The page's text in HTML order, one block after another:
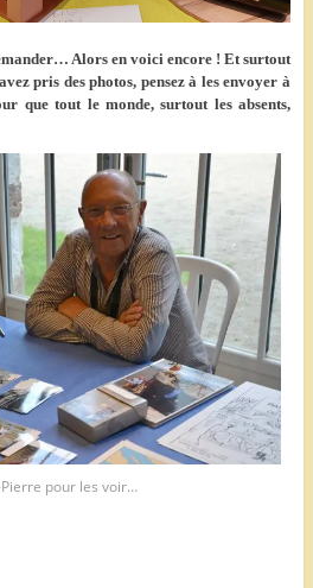
Alors en voici encore ! Et surtout
pris des photos, pensez à les envoyer à
que tout le monde, surtout les absents,
pour les voir…